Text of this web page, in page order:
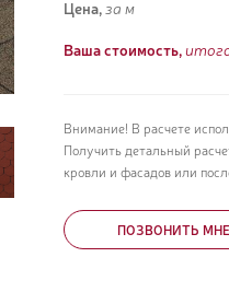
Цена, за м
Ваша стоимость,
Внимание! В расчете
Получить детальный
кровли и фасадов или
ПОЗВОНИТЬ МНЕ